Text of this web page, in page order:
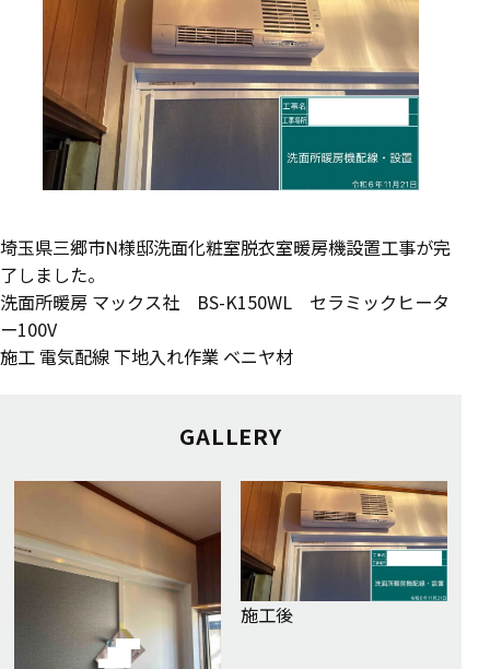
埼玉県三郷市N様邸洗面化粧室脱衣室暖房機設置工事が完
了しました。
洗面所暖房 マックス社 BS-K150WL セラミックヒータ
ー100V
施工 電気配線 下地入れ作業 ベニヤ材
GALLERY
施工後